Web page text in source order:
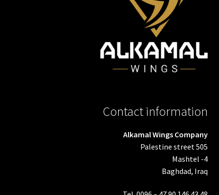
Contact information
Alkamal Wings Company
Palestine street 505
Mashtel -4
Baghdad, Iraq